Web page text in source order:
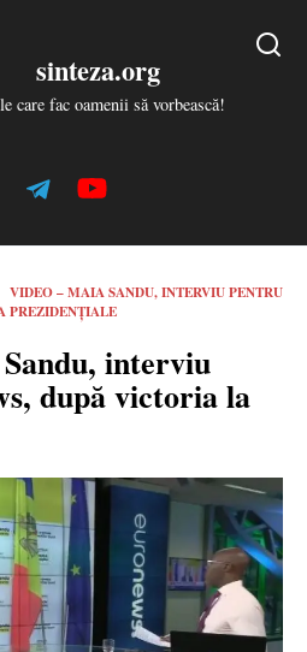
sinteza.org
care fac oamenii să vorbească!
VIDEO – MAIA SANDU, INTERVIU PENTRU
PREZIDENȚIALE
interviu
după victoria la